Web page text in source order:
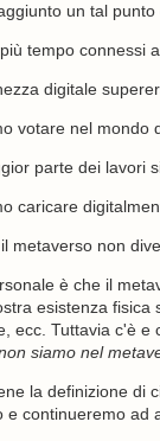
un tal
tempo connessi
digitale
votare nel mondo
parte dei lavori
caricare
metaverso non
è che il
esistenza
ecc. Tuttavia c'è
siamo nel
la definizione di
e continueremo ad